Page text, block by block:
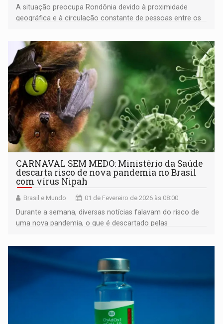
A situação preocupa Rondônia devido à proximidade
geográfica e à circulação constante de pessoas entre os
CARNAVAL SEM MEDO: Ministério da Saúde
descarta risco de nova pandemia no Brasil
com vírus Nipah
Brasil e Mundo 01 de Fevereiro de 2026 às 08:00
Durante a semana, diversas notícias falavam do risco de
uma nova pandemia, o que é descartado pelas